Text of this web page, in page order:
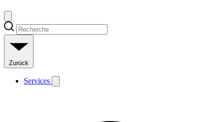
Zurück
Services